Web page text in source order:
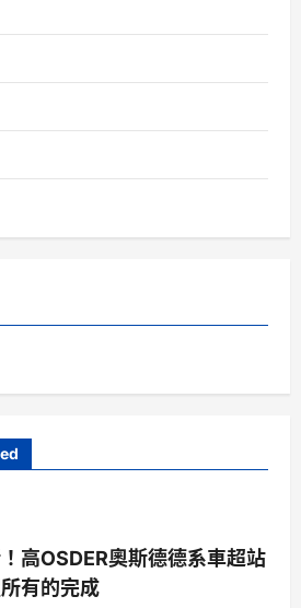
高OSDER奧斯德德系車超站
有的完成